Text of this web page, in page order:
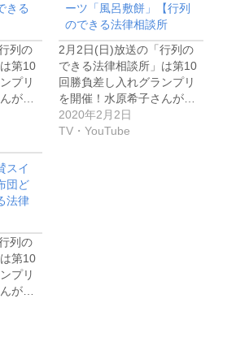
きる
列の
第10
プリ
が…
ーツ「風呂敷餅」【行列
のできる法律相談所
2月2日(日)放送の「行列の
できる法律相談所」は第10
回勝負差し入れグランプリ
を開催！水原希子さんが…
2020年2月2日
TV・YouTube
スイ
団ど
法律
列の
第10
プリ
が…